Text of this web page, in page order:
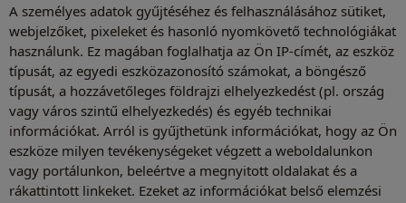
A személyes adatok gyűjtéséhez és felhasználásához sütiket,
webjelzőket, pixeleket és hasonló nyomkövető technológiákat
használunk. Ez magában foglalhatja az Ön IP-címét, az eszköz
típusát, az egyedi eszközazonosító számokat, a böngésző
típusát, a hozzávetőleges földrajzi elhelyezkedést (pl. ország
vagy város szintű elhelyezkedés) és egyéb technikai
információkat. Arról is gyűjthetünk információkat, hogy az Ön
eszköze milyen tevékenységeket végzett a weboldalunkon
vagy portálunkon, beleértve a megnyitott oldalakat és a
rákattintott linkeket. Ezeket az információkat belső elemzési